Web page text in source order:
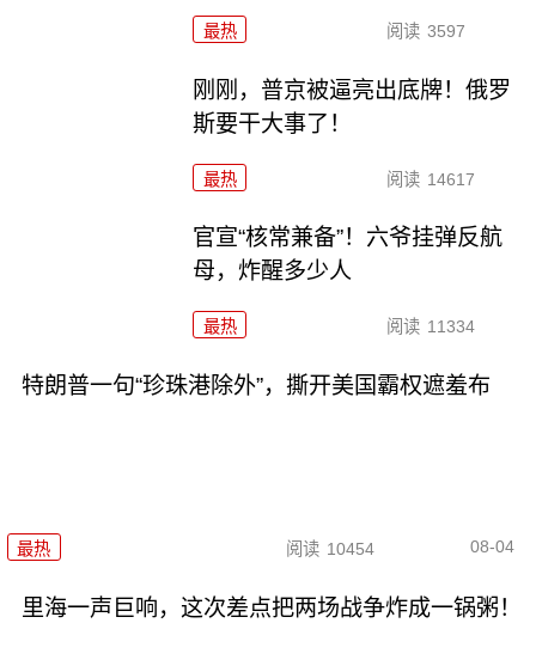
最热 阅读 3597
刚刚，普京被逼亮出底牌！俄罗
斯要干大事了！
最热 阅读 14617
官宣“核常兼备”！六爷挂弹反航
母，炸醒多少人
最热 阅读 11334
特朗普一句“珍珠港除外”，撕开美国霸权遮羞布
最热 阅读 10454 08-04
里海一声巨响，这次差点把两场战争炸成一锅粥！